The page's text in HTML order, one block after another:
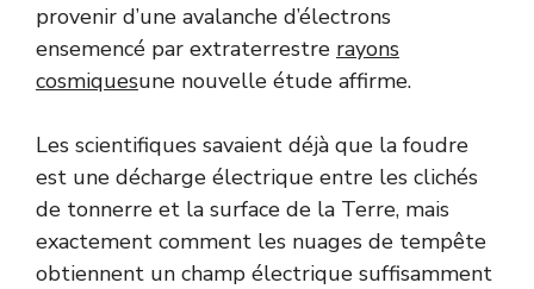
provenir d’une avalanche d’électrons
ensemencé par extraterrestre rayons
cosmiquesune nouvelle étude affirme.
Les scientifiques savaient déjà que la foudre
est une décharge électrique entre les clichés
de tonnerre et la surface de la Terre, mais
exactement comment les nuages de tempête
obtiennent un champ électrique suffisamment